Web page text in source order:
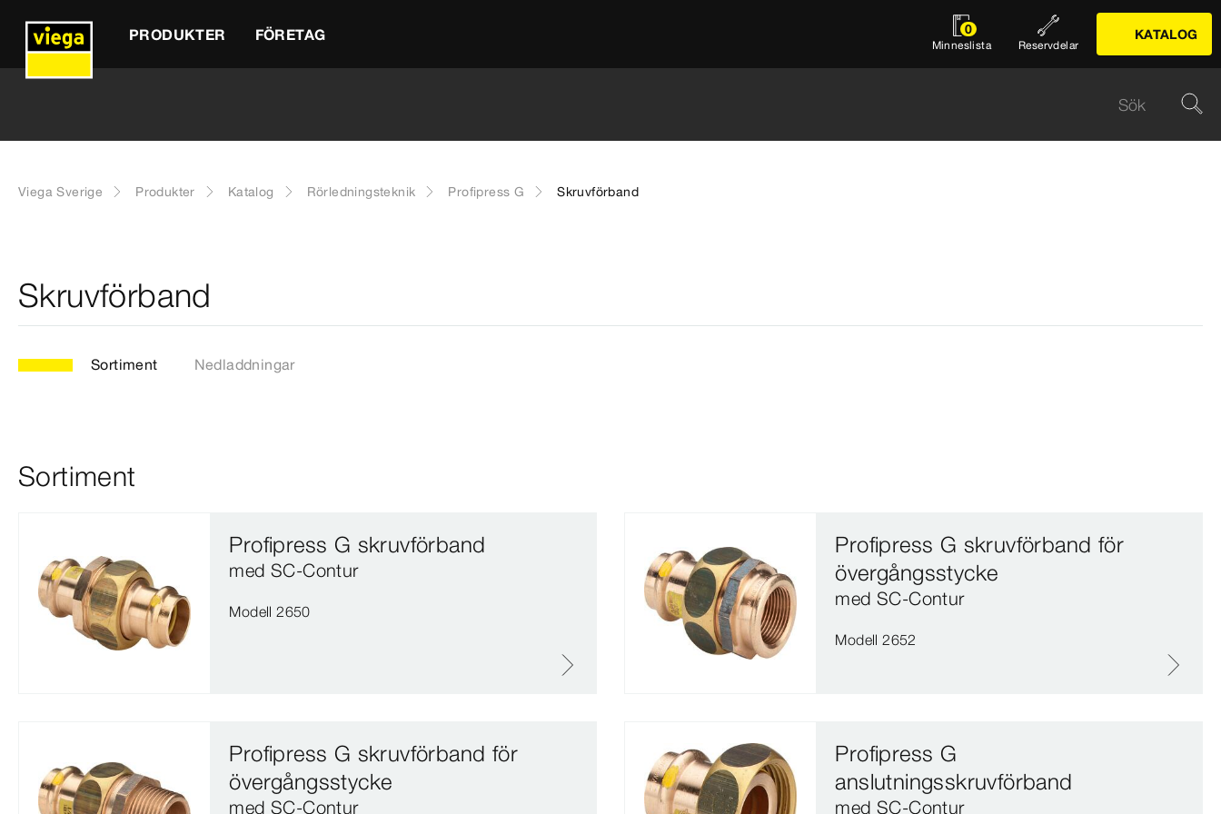
PRODUKTER FÖRETAG 0
Minneslista Reservdelar
KATALOG
Viega Sverige Produkter Katalog Rörledningsteknik Profipress G Skruvförband
Skruvförband
Sortiment Nedladdningar
Sortiment
Profipress G skruvförband
med SC‑Contur
Modell 2650
Profipress G skruvförband för
övergångsstycke
med SC‑Contur
Modell 2652
Profipress G skruvförband för
övergångsstycke
med SC‑Contur
Profipress G
anslutningsskruvförband
med SC‑Contur